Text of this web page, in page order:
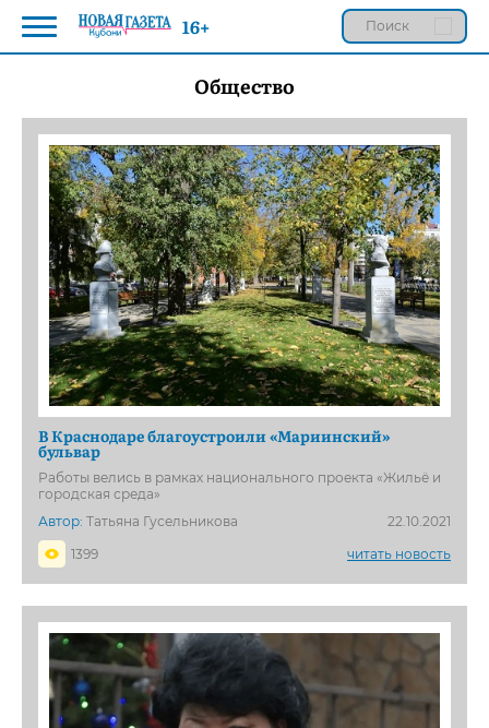
Общество
В Краснодаре благоустроили «Мариинский»
бульвар
Работы велись в рамках национального проекта «Жильё и
городская среда»
Автор: Татьяна Гусельникова
22.10.2021
1399
читать новость
16+